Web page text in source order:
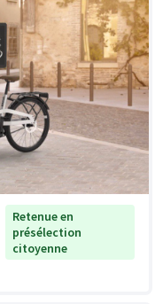
Retenue en
présélection
citoyenne